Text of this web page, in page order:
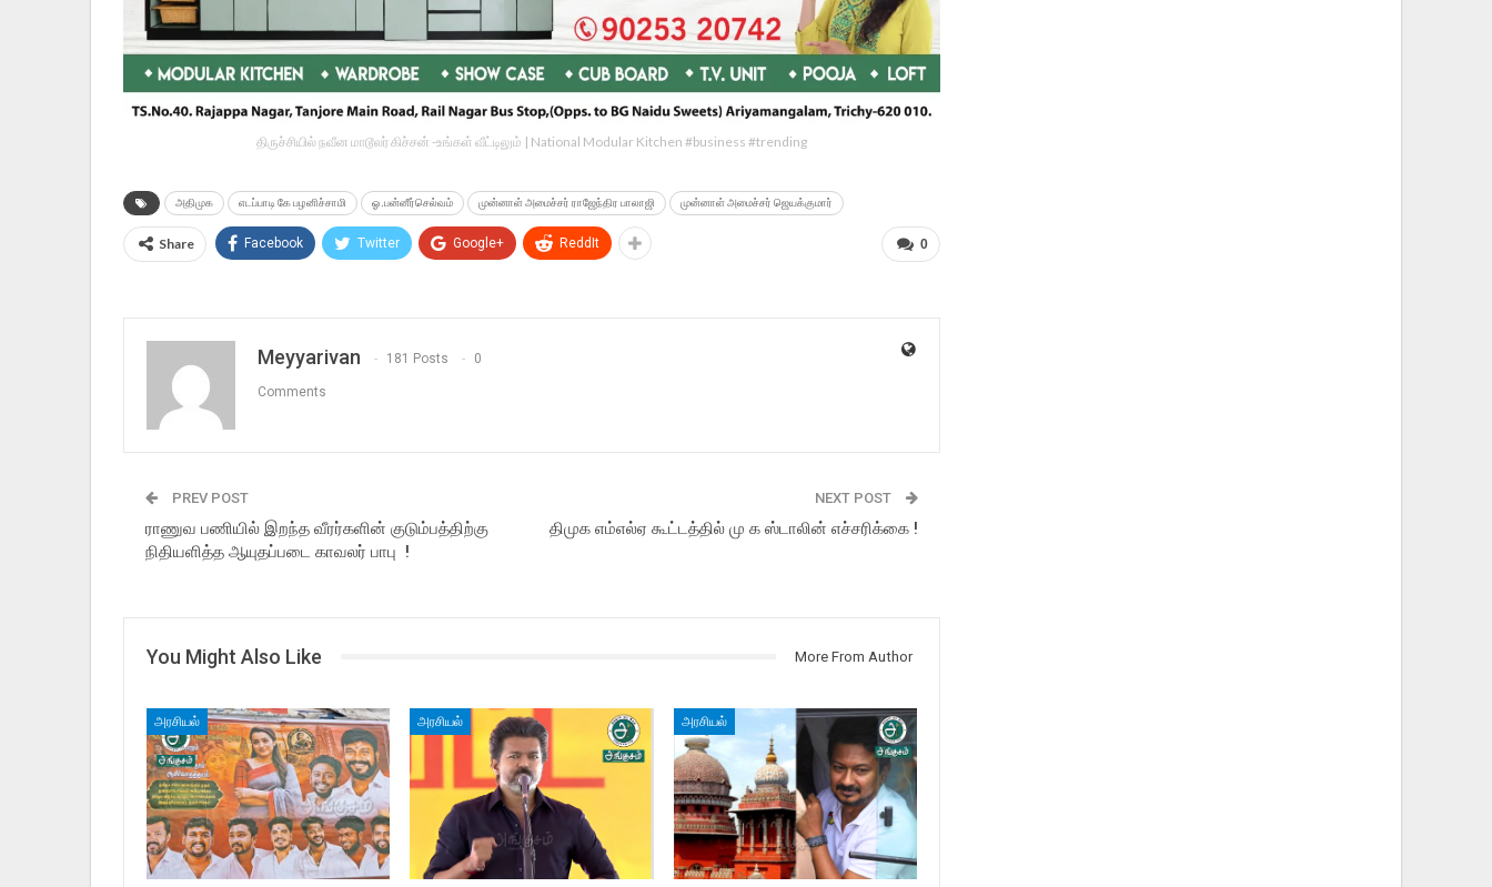
திருச்சியில் நவீன மாடூலர் கிச்சன் -உங்கள் வீட்டிலும் | National Modular Kitchen #business #trending
அதிமுக எடப்பாடி கே பழனிச்சாமி ஓ.பன்னீர்செல்வம் முன்னாள் அமைச்சர் ராஜேந்திர பாலாஜி முன்னாள் அமைச்சர் ஜெயக்குமார்
0
Share Facebook Twitter Google+ ReddIt
Meyyarivan 181 Posts 0
Comments
PREV POST
ராணுவ பணியில் இறந்த வீரர்களின் குடும்பத்திற்கு
நிதியளித்த ஆயுதப்படை காவலர் பாபு !
NEXT POST
திமுக எம்எல்ஏ கூட்டத்தில் மு க ஸ்டாலின் எச்சரிக்கை !
You Might Also Like More From Author
அரசியல் அரசியல் அரசியல்